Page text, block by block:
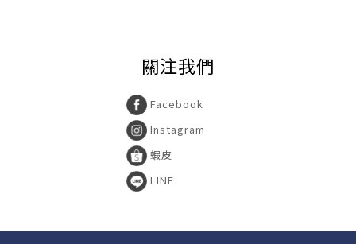
關注我們
Facebook
Instagram
蝦皮
LINE